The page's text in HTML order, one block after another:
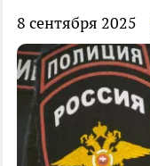
8 сентября 2025